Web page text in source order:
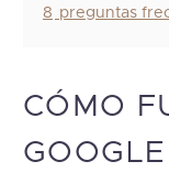
8 preguntas
CÓMO